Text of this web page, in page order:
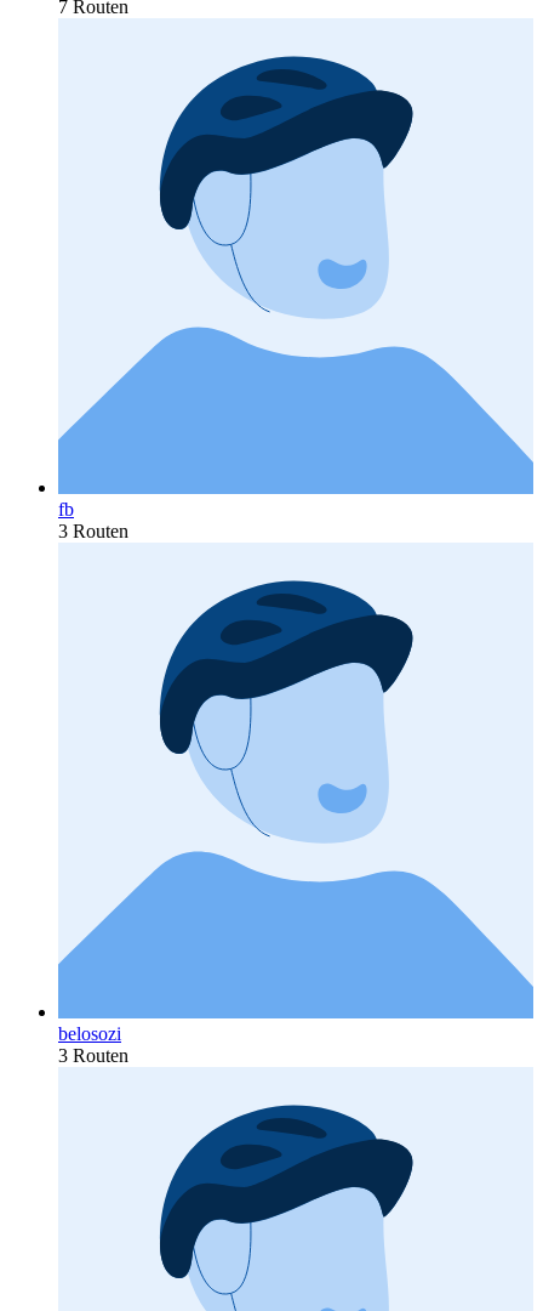
7 Routen
fb
3 Routen
belosozi
3 Routen